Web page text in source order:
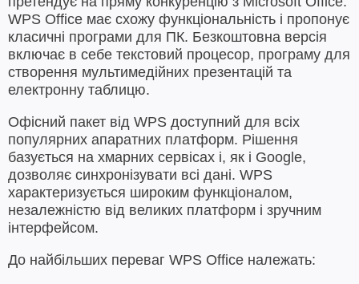
WPS Office має схожу функціональність і пропонує
класичні програми для ПК. Безкоштовна версія
включає в себе текстовий процесор, програму для
створення мультимедійних презентацій та
електронну таблицю.
Офісний пакет від WPS доступний для всіх
популярних апаратних платформ. Рішення
базується на хмарних сервісах і, як і Google,
дозволяє синхронізувати всі дані. WPS
характеризується широким функціоналом,
незалежністю від великих платформ і зручним
інтерфейсом.
До найбільших переваг WPS Office належать: